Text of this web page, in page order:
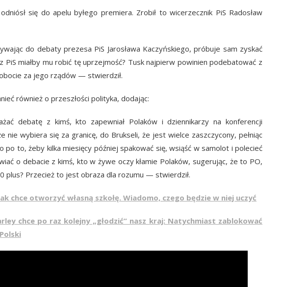
się do apelu byłego premiera. Zrobił to wicerzecznik PiS Radosław
do debaty prezesa PiS Jarosława Kaczyńskiego, próbuje sam zyskać
PiS miałby mu robić tę uprzejmość? Tusk najpierw powinien podebatować z
za jego rządów — stwierdził.
również o przeszłości polityka, dodając:
debatę z kimś, kto zapewniał Polaków i dziennikarzy na konferencji
nie wybiera się za granicę, do Brukseli, że jest wielce zaszczycony, pełniąc
po to, żeby kilka miesięcy później spakować się, wsiąść w samolot i polecieć
o debacie z kimś, kto w żywe oczy kłamie Polaków, sugerując, że to PO,
plus? Przecież to jest obraza dla rozumu — stwierdził.
chce otworzyć własną szkołę. Wiadomo, czego będzie w niej uczyć
chce po raz kolejny „głodzić” nasz kraj: Natychmiast zablokować